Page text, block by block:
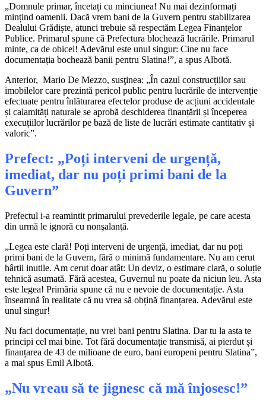
„Domnule primar, încetați cu minciunea! Nu mai dezinformați
mințind oamenii. Dacă vrem bani de la Guvern pentru stabilizarea
Dealului Grădiște, atunci trebuie să respectăm Legea Finanțelor
Publice. Primarul spune că Prefectura blochează lucrările. Primarul
minte, ca de obicei! Adevărul este unul singur: Cine nu face
documentația bochează banii pentru Slatina!”, a spus Albotă.
Anterior, Mario De Mezzo, susţinea: „În cazul construcțiilor sau
imobilelor care prezintă pericol public pentru lucrările de intervenție
efectuate pentru înlăturarea efectelor produse de acțiuni accidentale
și calamități naturale se aprobă deschiderea finanțării și începerea
execuțiilor lucrărilor pe bază de liste de lucrări estimate cantitativ și
valoric”.
Prefect: „Poți interveni de urgență,
imediat, dar nu poți primi bani de la
Guvern”
Prefectul i-a reamintit primarului prevederile legale, pe care acesta
din urmă le ignoră cu nonşalanţă.
„Legea este clară! Poți interveni de urgență, imediat, dar nu poți
primi bani de la Guvern, fără o minimă fundamentare. Nu am cerut
hârtii inutile. Am cerut doar atât: Un deviz, o estimare clară, o soluție
tehnică asumată. Fără acestea, Guvernul nu poate da niciun leu. Asta
este legea! Primăria spune că nu e nevoie de documentație. Asta
înseamnă în realitate că nu vrea să obțină finanțarea. Adevărul este
unul singur!
Nu faci documentație, nu vrei bani pentru Slatina. Dar tu la asta te
principi cel mai bine. Tot fără documentație transmisă, ai pierdut și
finanțarea de 43 de milioane de euro, bani europeni pentru Slatina”,
a mai spus Emil Albotă.
„Nu vreau să te jignesc că mă înjosesc!”